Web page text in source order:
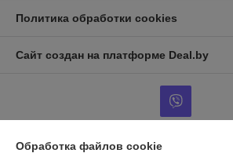
Политика обработки cookies
Сайт создан на платформе Deal.by
Обработка файлов cookie